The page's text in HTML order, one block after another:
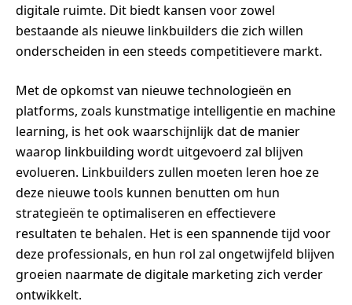
digitale ruimte. Dit biedt kansen voor zowel
bestaande als nieuwe linkbuilders die zich willen
onderscheiden in een steeds competitievere markt.
Met de opkomst van nieuwe technologieën en
platforms, zoals kunstmatige intelligentie en machine
learning, is het ook waarschijnlijk dat de manier
waarop linkbuilding wordt uitgevoerd zal blijven
evolueren. Linkbuilders zullen moeten leren hoe ze
deze nieuwe tools kunnen benutten om hun
strategieën te optimaliseren en effectievere
resultaten te behalen. Het is een spannende tijd voor
deze professionals, en hun rol zal ongetwijfeld blijven
groeien naarmate de digitale marketing zich verder
ontwikkelt.